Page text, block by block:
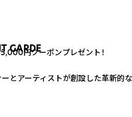
GARDE
とアーティストが創設した革新的
円クーポンプレゼント！